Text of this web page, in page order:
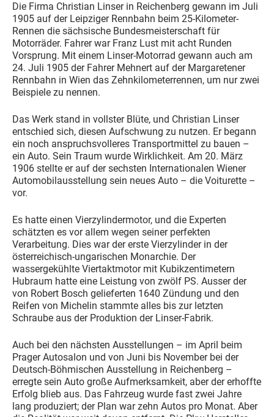
Die Firma Christian Linser in Reichenberg gewann im Juli
1905 auf der Leipziger Rennbahn beim 25-Kilometer-
Rennen die sächsische Bundesmeisterschaft für
Motorräder. Fahrer war Franz Lust mit acht Runden
Vorsprung. Mit einem Linser-Motorrad gewann auch am
24. Juli 1905 der Fahrer Mehnert auf der Margaretener
Rennbahn in Wien das Zehnkilometerrennen, um nur zwei
Beispiele zu nennen.
Das Werk stand in vollster Blüte, und Christian Linser
entschied sich, diesen Aufschwung zu nutzen. Er begann
ein noch anspruchsvolleres Transportmittel zu bauen –
ein Auto. Sein Traum wurde Wirklichkeit. Am 20. März
1906 stellte er auf der sechsten Internationalen Wiener
Automobilausstellung sein neues Auto – die Voiturette –
vor.
Es hatte einen Vierzylindermotor, und die Experten
schätzten es vor allem wegen seiner perfekten
Verarbeitung. Dies war der erste Vierzylinder in der
österreichisch-ungarischen Monarchie. Der
wassergekühlte Viertaktmotor mit Kubikzentimetern
Hubraum hatte eine Leistung von zwölf PS. Ausser der
von Robert Bosch gelieferten 1640 Zündung und den
Reifen von Michelin stammte alles bis zur letzten
Schraube aus der Produktion der Linser-Fabrik.
Auch bei den nächsten Ausstellungen – im April beim
Prager Autosalon und von Juni bis November bei der
Deutsch-Böhmischen Ausstellung in Reichenberg –
erregte sein Auto große Aufmerksamkeit, aber der erhoffte
Erfolg blieb aus. Das Fahrzeug wurde fast zwei Jahre
lang produziert; der Plan war zehn Autos pro Monat. Aber